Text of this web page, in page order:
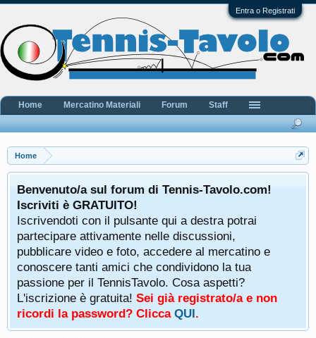
Entra o Registrati
Home
Benvenuto/a sul forum di Tennis-Tavolo.com!
Iscriviti è GRATUITO!
Iscrivendoti con il pulsante qui a destra potrai
partecipare attivamente nelle discussioni,
pubblicare video e foto, accedere al mercatino e
conoscere tanti amici che condividono la tua
passione per il TennisTavolo. Cosa aspetti?
L'iscrizione è gratuita! Sei già registrato/a e non
ricordi la password? Clicca QUI.
Home Mercatino Materiali Forum Staff